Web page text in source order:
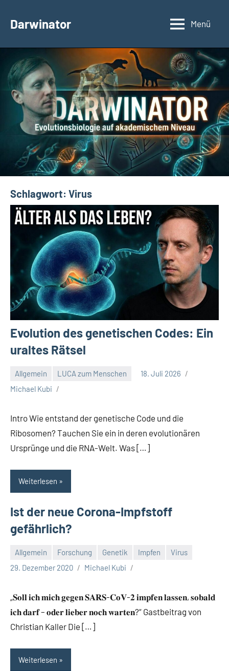
InhaltDarwinator
Evolutionsbiologie
Menü
Schlagwort: Virus
Evolution des genetischen Codes: Ein
uraltes Rätsel
Allgemein LUCA zum Menschen
18. Juli 2026
Michael Kubi
Intro Wie entstand der genetische Code und die
Ribosomen? Tauchen Sie ein in deren evolutionären
Ursprünge und die RNA-Welt. Was […]
Weiterlesen
Ist der neue Corona-Impfstoff
gefährlich?
Allgemein Forschung Genetik Impfen
Virus
29. Dezember 2020
Michael Kubi
„𝐒𝐨𝐥𝐥 𝐢𝐜𝐡 𝐦𝐢𝐜𝐡 𝐠𝐞𝐠𝐞𝐧 𝐒𝐀𝐑𝐒-𝐂𝐨𝐕-𝟐 𝐢𝐦𝐩𝐟𝐞𝐧 𝐥𝐚𝐬𝐬𝐞𝐧, 𝐬𝐨𝐛𝐚𝐥𝐝
𝐢𝐜𝐡 𝐝𝐚𝐫𝐟 – 𝐨𝐝𝐞𝐫 𝐥𝐢𝐞𝐛𝐞𝐫 𝐧𝐨𝐜𝐡 𝐰𝐚𝐫𝐭𝐞𝐧?“ Gastbeitrag von
Christian Kaller Die […]
Weiterlesen